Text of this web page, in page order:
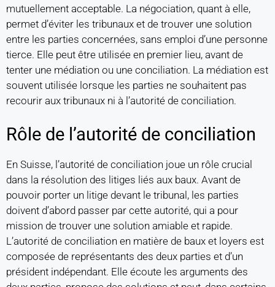
mutuellement acceptable. La négociation, quant à elle,
permet d’éviter les tribunaux et de trouver une solution
entre les parties concernées, sans emploi d’une personne
tierce. Elle peut être utilisée en premier lieu, avant de
tenter une médiation ou une conciliation. La médiation est
souvent utilisée lorsque les parties ne souhaitent pas
recourir aux tribunaux ni à l’autorité de conciliation.
Rôle de l’autorité de conciliation
En Suisse, l’autorité de conciliation joue un rôle crucial
dans la résolution des litiges liés aux baux. Avant de
pouvoir porter un litige devant le tribunal, les parties
doivent d’abord passer par cette autorité, qui a pour
mission de trouver une solution amiable et rapide.
L’autorité de conciliation en matière de baux et loyers est
composée de représentants des deux parties et d’un
président indépendant. Elle écoute les arguments des